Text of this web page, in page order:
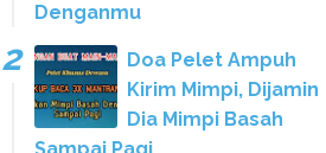
Denganmu
Doa Pelet Ampuh
Kirim Mimpi, Dijamin
Dia Mimpi Basah